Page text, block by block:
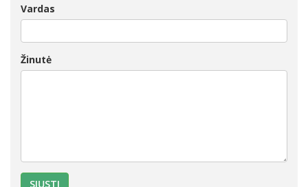
Vardas
Žinutė
SIŲSTI